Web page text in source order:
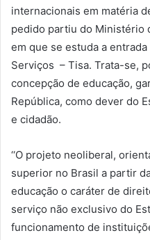
internacionais em matéria
pedido partiu do Ministério
em que se estuda a
Serviços – Tisa. Trata-se,
concepção de educação,
República, como dever do
e cidadão.
‘‘O projeto neoliberal,
superior no Brasil a partir
educação o caráter de
serviço não exclusivo do
funcionamento de